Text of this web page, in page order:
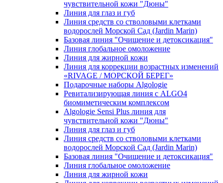
чувcтвительной кожи "Дюны"
Линия для глаз и губ
Линия средств со стволовыми клетками
водорослей Морской Сад (Jardin Marin)
Базовая линия "Очищение и детоксикация"
Линия глобальное омоложение
Линия для жирной кожи
Линия для коррекции возрастных изменений
«RIVAGE / МОРСКОЙ БЕРЕГ»
Подарочные наборы Algologie
Ревитализирующая линия с ALGO4
биомиметическим комплексом
Algologie Sensi Plus линия для
чувcтвительной кожи "Дюны"
Линия для глаз и губ
Линия средств со стволовыми клетками
водорослей Морской Сад (Jardin Marin)
Базовая линия "Очищение и детоксикация"
Линия глобальное омоложение
Линия для жирной кожи